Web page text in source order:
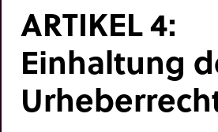
ARTIKEL 4:
Einhaltung